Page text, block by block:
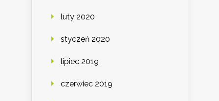
luty 2020
styczeń 2020
lipiec 2019
czerwiec 2019